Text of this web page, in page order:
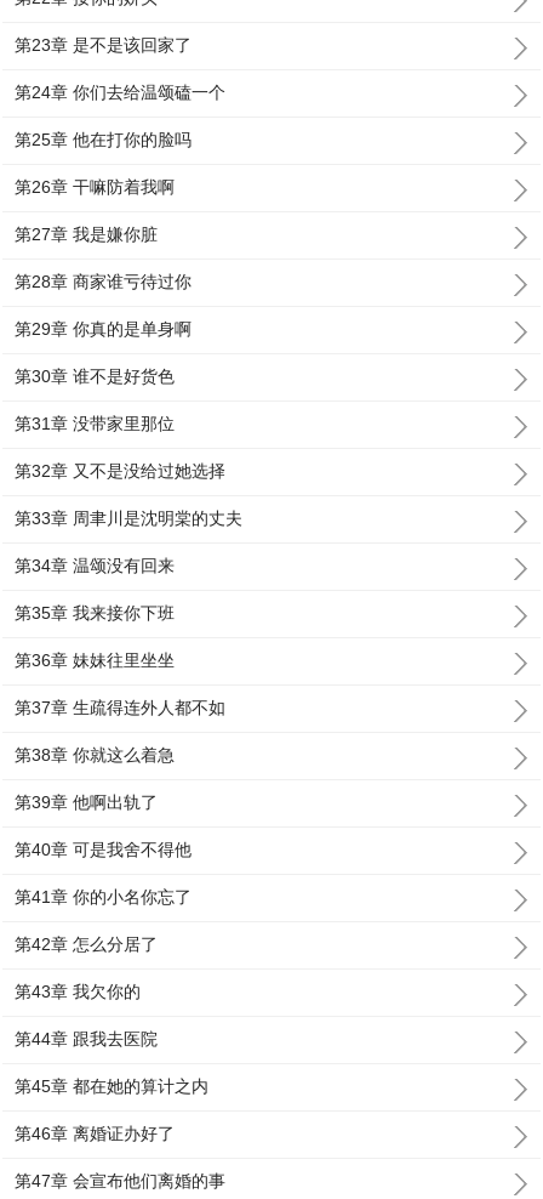
第23章 是不是该回家了
第24章 你们去给温颂磕一个
第25章 他在打你的脸吗
第26章 干嘛防着我啊
第27章 我是嫌你脏
第28章 商家谁亏待过你
第29章 你真的是单身啊
第30章 谁不是好货色
第31章 没带家里那位
第32章 又不是没给过她选择
第33章 周聿川是沈明棠的丈夫
第34章 温颂没有回来
第35章 我来接你下班
第36章 妹妹往里坐坐
第37章 生疏得连外人都不如
第38章 你就这么着急
第39章 他啊出轨了
第40章 可是我舍不得他
第41章 你的小名你忘了
第42章 怎么分居了
第43章 我欠你的
第44章 跟我去医院
第45章 都在她的算计之内
第46章 离婚证办好了
第47章 会宣布他们离婚的事